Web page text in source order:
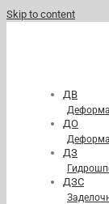
Skip to content
ДВ
ДО
ДЗ
ДЗС